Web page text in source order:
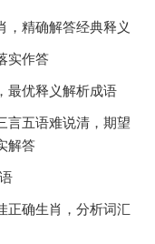
，精确解答经典释义
实作答
最优释义解析成语
言五语难说清，期望
解答
正确生肖，分析词汇